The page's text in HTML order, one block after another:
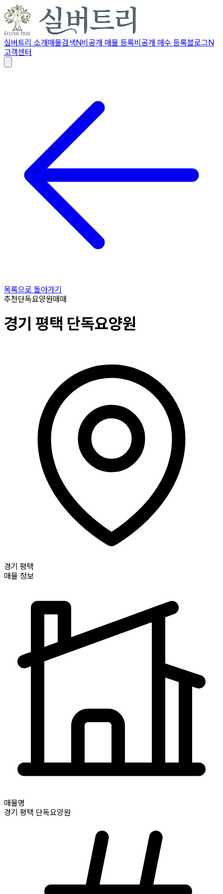
실버트리 소개매물검색N비공개 매물 등록비공개 매수 등록블로그N
고객센터
목록으로 돌아가기
추천단독요양원매매
경기 평택 단독요양원
경기 평택
매물 정보
매물명
경기 평택 단독요양원